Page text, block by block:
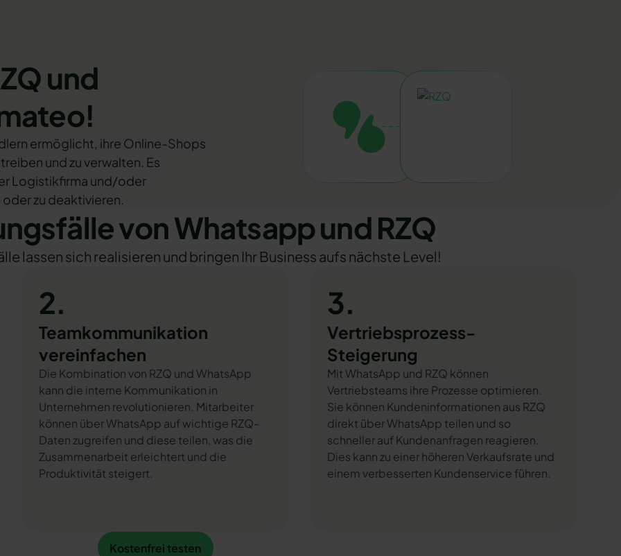
und
ermöglicht, ihre Online-Shops
und zu verwalten. Es
Logistikfirma und/oder
zu deaktivieren.
von Whatsapp und RZQ
lassen sich realisieren und bringen Ihr Business aufs nächste Level!
2.
Teamkommunikation
vereinfachen
Die Kombination von RZQ und WhatsApp
kann die interne Kommunikation in
Unternehmen revolutionieren. Mitarbeiter
können über WhatsApp auf wichtige RZQ-
Daten zugreifen und diese teilen, was die
Zusammenarbeit erleichtert und die
Produktivität steigert.
3.
Vertriebsprozess-
Steigerung
Mit WhatsApp und RZQ können
Vertriebsteams ihre Prozesse optimieren.
Sie können Kundeninformationen aus RZQ
direkt über WhatsApp teilen und so
schneller auf Kundenanfragen reagieren.
Dies kann zu einer höheren Verkaufsrate und
einem verbesserten Kundenservice führen.
Kostenfrei testen
Kostenfrei testen